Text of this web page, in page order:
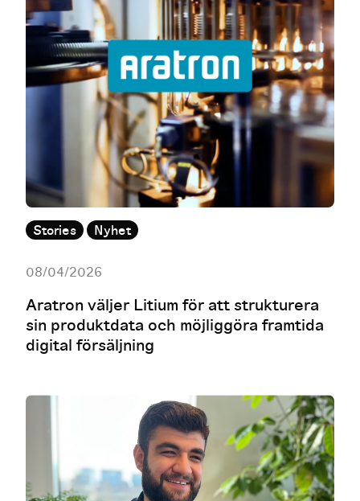
Stories Nyhet
08/04/2026
Aratron väljer Litium för att strukturera
sin produktdata och möjliggöra framtida
digital försäljning